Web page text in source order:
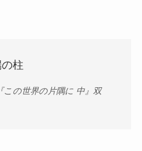
柱
この世界の片隅に 中』双